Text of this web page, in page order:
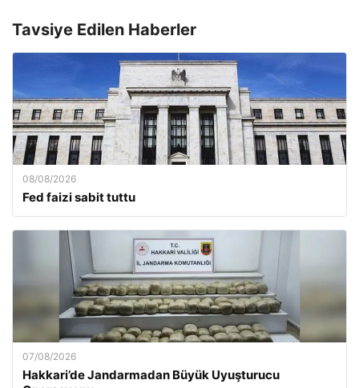
Tavsiye Edilen Haberler
08/08/2026
Fed faizi sabit tuttu
07/08/2026
Hakkari’de Jandarmadan Büyük Uyuşturucu